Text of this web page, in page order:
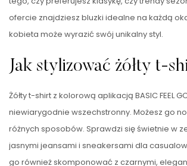
ofercie znajdziesz bluzki idealne na każdą
kobieta może wyrazić swój unikalny styl.
Jak stylizować żółty t-
Żółty t-shirt z kolorową aplikacją BASIC FEEL
niewiarygodnie wszechstronny. Możesz go
różnych sposobów. Sprawdzi się świetnie w
jasnymi jeansami i sneakersami dla
go również skomponować z czarnymi,